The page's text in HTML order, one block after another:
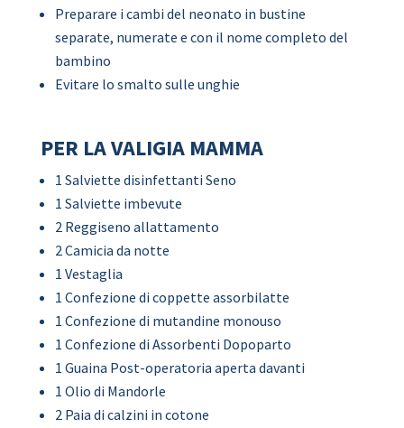
Preparare i cambi del neonato in bustine
separate, numerate e con il nome completo del
bambino
Evitare lo smalto sulle unghie
PER LA VALIGIA MAMMA
1 Salviette disinfettanti Seno
1 Salviette imbevute
2 Reggiseno allattamento
2 Camicia da notte
1 Vestaglia
1 Confezione di coppette assorbilatte
1 Confezione di mutandine monouso
1 Confezione di Assorbenti Dopoparto
1 Guaina Post-operatoria aperta davanti
1 Olio di Mandorle
2 Paia di calzini in cotone